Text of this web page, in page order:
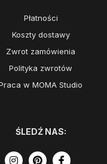
Płatności
Koszty dostawy
Zwrot zamówienia
Polityka zwrotów
w MOMA Studio
ŚLEDŹ NAS: